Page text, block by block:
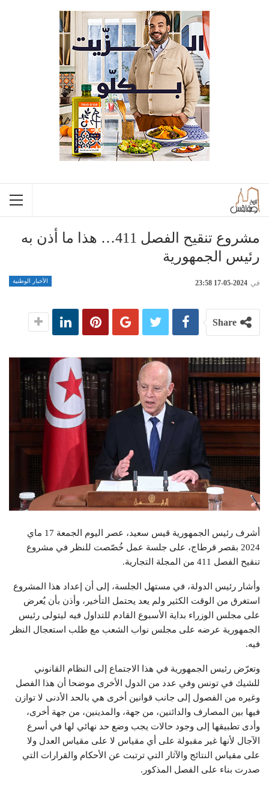
مشروع تنقيح الفصل 411… هذا ما أذن به
رئيس الجمهورية
الأخبار الوطنية في 2024-05-17 23:58
Share
أشرف رئيس الجمهورية قيس سعيد، عصر اليوم الجمعة 17 ماي
2024 بقصر قرطاج، على جلسة عمل خُصّصت للنظر في مشروع
تنقيح الفصل 411 من المجلة التجارية.
وأشار رئيس الدولة، في مستهل الجلسة، إلى أن إعداد هذا المشروع
استغرق من الوقت الكثير ولم يعد يحتمل التأخير، وأذن بأن يُعرض
على مجلس الوزراء بداية الأسبوع القادم للتداول فيه ليتولى رئيس
الجمهورية عرضه على مجلس نواب الشعب مع طلب استعجال النظر
فيه.
وتعرّض رئيس الجمهورية في هذا الاجتماع إلى النظام القانوني
للشيك في تونس وفي عدد من الدول الأخرى موضحا أن هذا الفصل
وغيره من الفصول إلى جانب قوانين أخرى هي بالحد الأدنى لا توازن
فيها بين المصارف والدائنين، من جهة، والمدينين، من جهة أخرى،
وأدى تطبيقها إلى وجود حالات يجب وضع حد نهائي لها في أسرع
الآجال لأنها غير مقبولة على أي مقياس لا على مقياس العدل ولا
على مقياس النتائج والآثار التي ترتبت عن الأحكام والقرارات التي
صدرت بناء على الفصل المذكور.